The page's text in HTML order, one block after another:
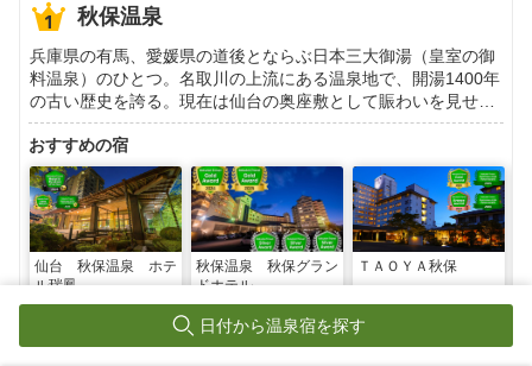
秋保温泉
兵庫県の有馬、愛媛県の道後とならぶ日本三大御湯（皇室の御
料温泉）のひとつ。名取川の上流にある温泉地で、開湯1400年
の古い歴史を誇る。現在は仙台の奥座敷として賑わいを見せて
いる。掲載情報の著作権は提供元企業等に帰属します。Copyri
ght（C）2010 Shobunsha Publications,Inc. All rights reserved.
おすすめの宿
仙台 秋保温泉 ホテ
ル瑞鳳
秋保温泉 秋保グラン
ドホテル
ＴＡＯＹＡ秋保
日付から温泉宿を探す